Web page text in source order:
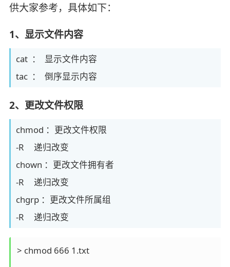
供大家参考，具体如下：
1、显示文件内容
cat ： 显示文件内容
tac ： 倒序显示内容
2、更改文件权限
chmod ：更改文件权限
-R 递归改变
chown ：更改文件拥有者
-R 递归改变
chgrp ：更改文件所属组
-R 递归改变
> chmod 666 1.txt